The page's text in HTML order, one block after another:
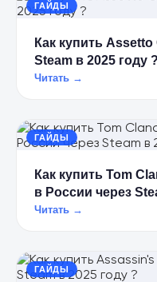
ГАЙДЫ
Как купить Assetto Corsa в
Steam в 2025 году ?
Читать →
ГАЙДЫ
Как купить Tom
в России через
Читать →
ГАЙДЫ